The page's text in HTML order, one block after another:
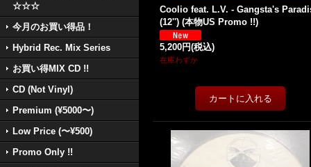
☆☆☆
今月のお買い得品！
Hybrid Rec. Mix Series
お買い得MIX CD !!
CD (Not Vinyl)
Premium (¥5000〜)
Low Price (〜¥500)
Promo Only !!
Coolio feat. L.V. - Gangsta's
(12'') (本物US Promo !!)
5,200円(税込)
在庫わずか